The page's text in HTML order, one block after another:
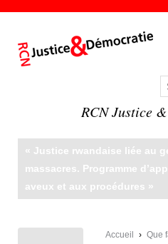
RCN Justice
« Justice rwandaise liée au
massacres. Programme
aveux et aux procédures »
Accueil › Que